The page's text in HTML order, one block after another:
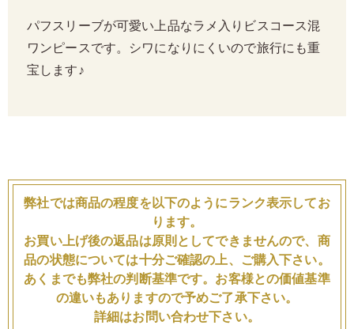
パフスリーブが可愛い上品なラメ入りビスコース混
ワンピースです。シワになりにくいので旅行にも重
宝します♪
弊社では商品の程度を以下のようにランク表示してお
ります。
お買い上げ後の返品は原則としてできませんので、商
品の状態については十分ご確認の上、ご購入下さい。
あくまでも弊社の判断基準です。お客様との価値基準
の違いもありますので予めご了承下さい。
詳細はお問い合わせ下さい。